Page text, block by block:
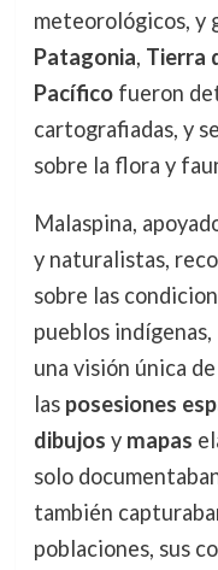
meteorológicos, y
Patagonia, Tierra
Pacíficofueron
cartografiadas, y
sobre la flora y
Malaspina,
y naturalistas,
sobre las
pueblos
una visión única
las posesiones
dibujos y mapas
solo
también
poblaciones, sus